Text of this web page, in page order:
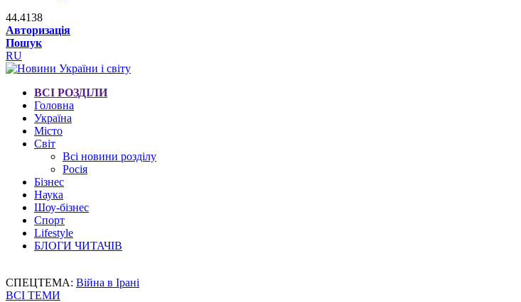
44.4138
Авторизація
Пошук
RU
ВСІ РОЗДІЛИ
Головна
Україна
Місто
Світ
Всі новини розділу
Росія
Бізнес
Наука
Шоу-бізнес
Спорт
Lifestyle
БЛОГИ ЧИТАЧІВ
СПЕЦТЕМА: Війна в Ірані
ВСІ ТЕМИ